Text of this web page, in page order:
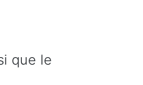
que le